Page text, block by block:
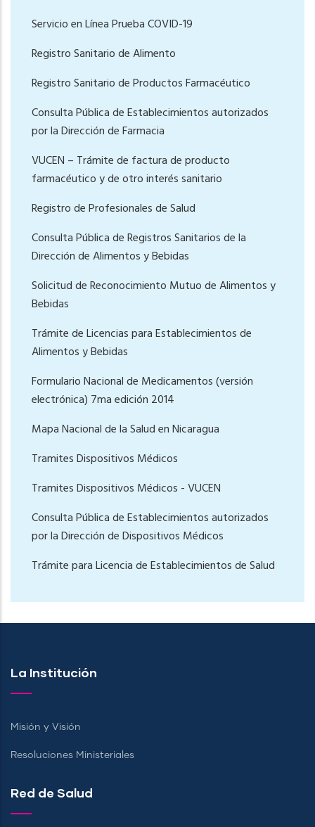
Servicio en Línea Prueba COVID-19
Registro Sanitario de Alimento
Registro Sanitario de Productos Farmacéutico
Consulta Pública de Establecimientos autorizados
por la Dirección de Farmacia
VUCEN – Trámite de factura de producto
farmacéutico y de otro interés sanitario
Registro de Profesionales de Salud
Consulta Pública de Registros Sanitarios de la
Dirección de Alimentos y Bebidas
Solicitud de Reconocimiento Mutuo de Alimentos y
Bebidas
Trámite de Licencias para Establecimientos de
Alimentos y Bebidas
Formulario Nacional de Medicamentos (versión
electrónica) 7ma edición 2014
Mapa Nacional de la Salud en Nicaragua
Tramites Dispositivos Médicos
Tramites Dispositivos Médicos - VUCEN
Consulta Pública de Establecimientos autorizados
por la Dirección de Dispositivos Médicos
Trámite para Licencia de Establecimientos de Salud
La Institución
Misión y Visión
Resoluciones Ministeriales
Red de Salud